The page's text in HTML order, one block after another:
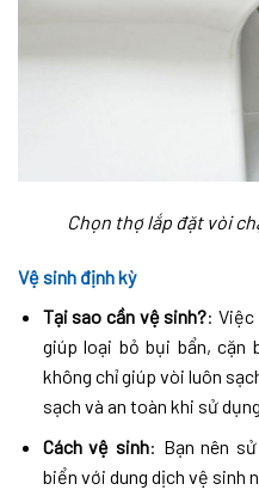
Chọn thợ lắp đặt vòi
Vệ sinh định kỳ
Tại sao cần vệ sinh?: Việc
giúp loại bỏ bụi bẩn, cặn
không chỉ giúp vòi luôn
sạch và an toàn khi sử dụng.
Cách vệ sinh: Bạn nên
biển với dung dịch vệ sinh